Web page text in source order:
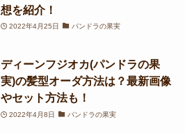
想を紹介！
2022年4月25日 パンドラの果実
ディーンフジオカ(パンドラの果
実)の髪型オーダ方法は？最新画像
やセット方法も！
2022年4月8日 パンドラの果実